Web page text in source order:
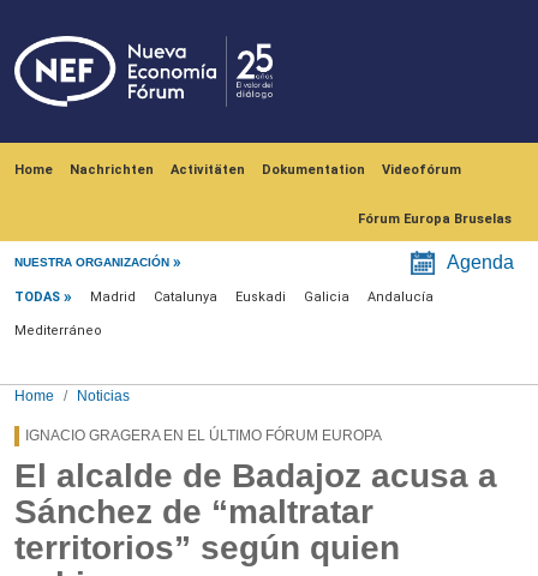
Home Nachrichten Activitäten Dokumentation Videofórum
Fórum Europa Bruselas
NUESTRA ORGANIZACIÓN Agenda
Menú noticias
TODAS Madrid Catalunya Euskadi Galicia Andalucía
Mediterráneo
Home Noticias
IGNACIO GRAGERA EN EL ÚLTIMO FÓRUM EUROPA
El alcalde de Badajoz acusa a
Sánchez de “maltratar
territorios” según quien